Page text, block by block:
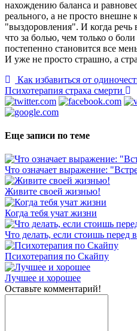
нахождению баланса и
реального, а не просто внешне
"выздоровления". И когда речь
что за болью, чем только о
постепенно становится все
И уже не просто страшно, а
Как избавиться от
Психотерапия страха смерти
Еще записи по теме
Что означает выражение:
Живите своей жизнью!
Когда тебя учат жизни
Что делать, если стоишь перед
Психотерапия по Скайпу
Лучшее и хорошее
Оставьте комментарий!